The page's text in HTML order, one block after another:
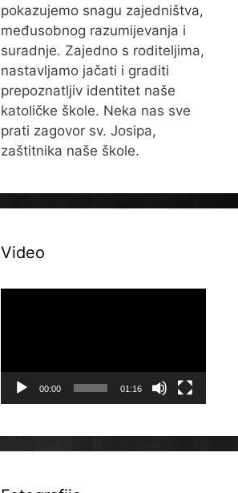
pokazujemo snagu zajedništva,
međusobnog razumijevanja i
suradnje. Zajedno s roditeljima,
nastavljamo jačati i graditi
prepoznatljiv identitet naše
katoličke škole. Neka nas sve
prati zagovor sv. Josipa,
zaštitnika naše škole.
Video
00:00 01:16